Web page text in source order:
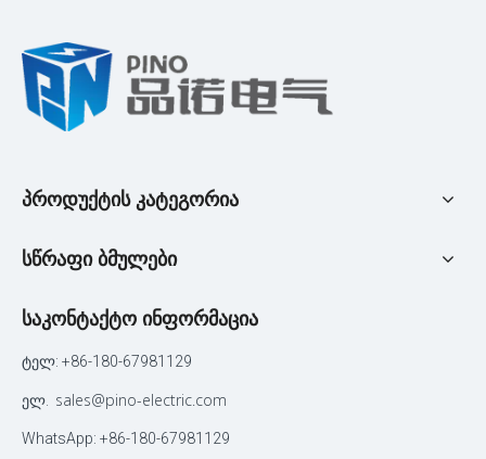
პროდუქტის კატეგორია
სწრაფი ბმულები
საკონტაქტო ინფორმაცია
ტელ: +86-180-67981129
ელ. sales@pino-electric.com
WhatsApp: +86-180-67981129